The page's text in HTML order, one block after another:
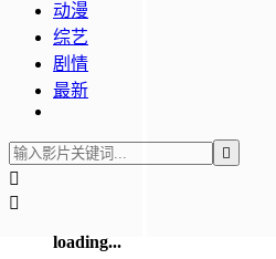
动漫
综艺
剧情
最新



loading...